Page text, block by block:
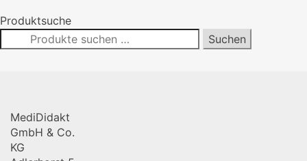
Produktsuche
Suchen
nach:
Suchen
MediDidakt
GmbH & Co.
KG